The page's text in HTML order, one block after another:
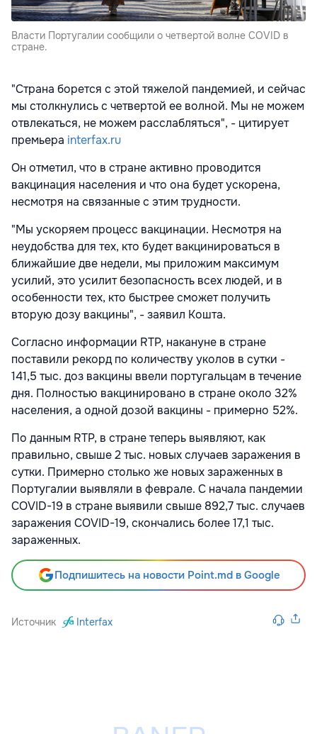
Власти Португалии сообщили о четвертой волне COVID в
стране.
"Страна борется с этой тяжелой пандемией, и сейчас
мы столкнулись с четвертой ее волной. Мы не можем
отвлекаться, не можем расслабляться", - цитирует
премьера interfax.ru
Он отметил, что в стране активно проводится
вакцинация населения и что она будет ускорена,
несмотря на связанные с этим трудности.
"Мы ускоряем процесс вакцинации. Несмотря на
неудобства для тех, кто будет вакцинироваться в
ближайшие две недели, мы приложим максимум
усилий, это усилит безопасность всех людей, и в
особенности тех, кто быстрее сможет получить
вторую дозу вакцины", - заявил Кошта.
Согласно информации RTP, накануне в стране
поставили рекорд по количеству уколов в сутки -
141,5 тыс. доз вакцины ввели португальцам в течение
дня. Полностью вакцинировано в стране около 32%
населения, а одной дозой вакцины - примерно 52%.
По данным RTP, в стране теперь выявляют, как
правильно, свыше 2 тыс. новых случаев заражения в
сутки. Примерно столько же новых зараженных в
Португалии выявляли в феврале. С начала пандемии
COVID-19 в стране выявили свыше 892,7 тыс. случаев
заражения COVID-19, скончались более 17,1 тыс.
зараженных.
Подпишитесь на новости Point.md в Google
Источник Interfax